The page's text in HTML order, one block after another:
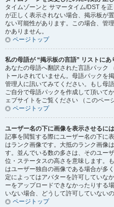
タイムゾーンと サマータイム/DST を
が正しく表示されない場合、掲示板が
ない可能性があります。この場合、管
かありません。
ページトップ
私の母語が “掲示板の言語” リストにあ
あなたの母語へ翻訳された言語パック
トールされていません。母語パックを
管理人に訊いてみてください。もし母
ご自分で母語パックを作成して頂いて
ェブサイトをご覧ください （このペー
ページトップ
ユーザー名の下に画像を表示させるに
記事を閲覧する際にユーザー名の下に
はランク画像です。大抵のランク画像
す。並んでいる数の多さは、そのユー
位・ステータスの高さを意味します。
はユーザー独自の画像である場合が多
定によってはアバターを許可していな
ーをアップロードできなかったりする
いない場合、どうして許可していない
ページトップ